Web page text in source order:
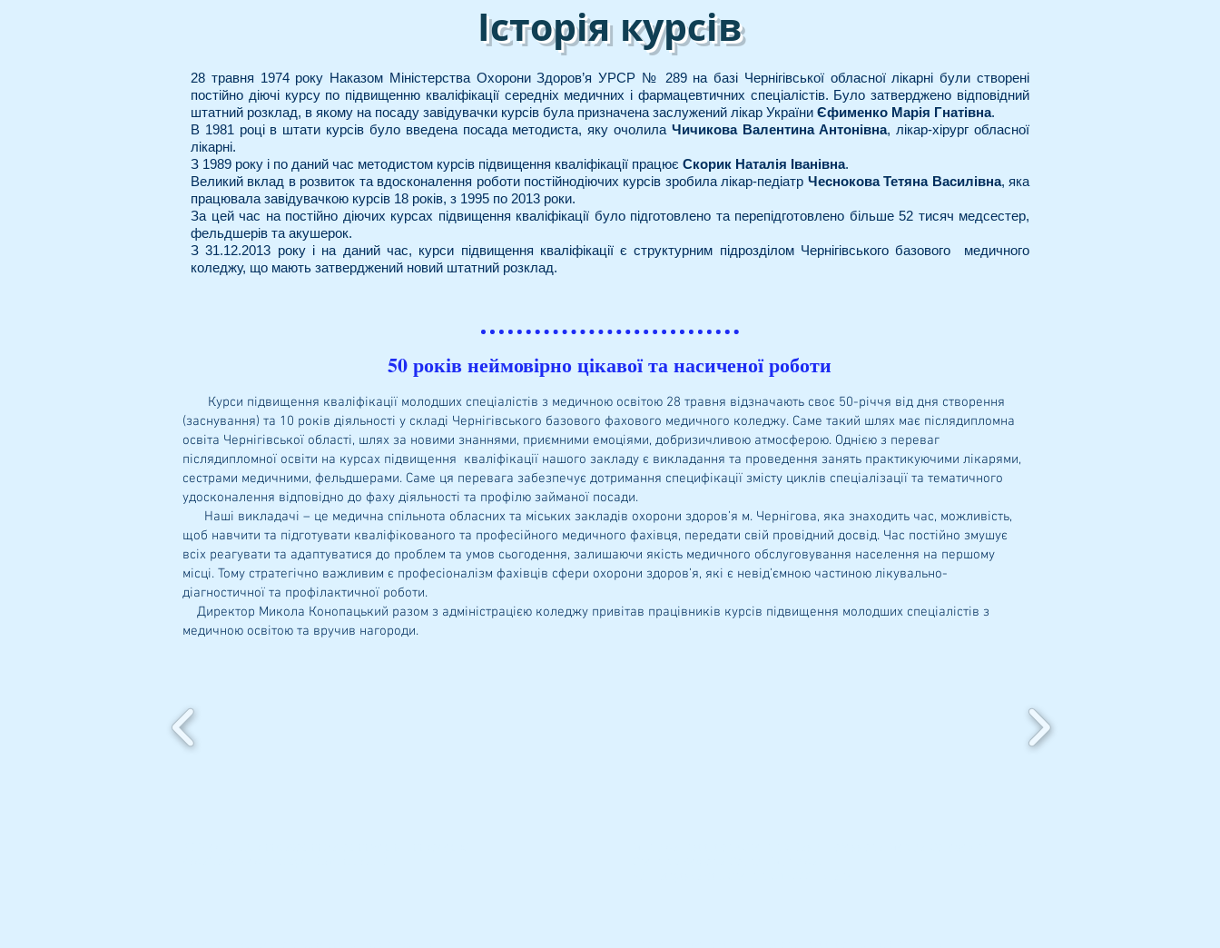
Історія курсів
28 травня 1974 року Наказом Міністерства Охорони Здоров’я УРСР № 289 на базі Чернігівської обласної лікарні були створені
постійно діючі курсу по підвищенню кваліфікації середніх медичних і фармацевтичних спеціалістів. Було затверджено відповідний
штатний розклад, в якому на посаду завідувачки курсів була призначена заслужений лікар України Єфименко Марія Гнатівна.
В 1981 році в штати курсів було введена посада методиста, яку очолила Чичикова Валентина Антонівна, лікар-хірург обласної
лікарні.
З 1989 року і по даний час методистом курсів підвищення кваліфікації працює Скорик Наталія Іванівна.
Великий вклад в розвиток та вдосконалення роботи постійнодіючих курсів зробила лікар-педіатр Чеснокова Тетяна Василівна, яка
працювала завідувачкою курсів 18 років, з 1995 по 2013 роки.
За цей час на постійно діючих курсах підвищення кваліфікації було підготовлено та перепідготовлено більше 52 тисяч медсестер,
фельдшерів та акушерок.
З 31.12.2013 року і на даний час, курси підвищення кваліфікації є структурним підрозділом Чернігівського базового медичного
коледжу, що мають затверджений новий штатний розклад.
50 років неймовірно цікавої та насиченої роботи
Курси підвищення кваліфікації молодших спеціалістів з медичною освітою 28 травня відзначають своє 50-річчя від дня створення
(заснування) та 10 років діяльності у складі Чернігівського базового фахового медичного коледжу. Саме такий шлях має післядипломна
освіта Чернігівської області, шлях за новими знаннями, приємними емоціями, добризичливою атмосферою. Однією з переваг
післядипломної освіти на курсах підвищення кваліфікації нашого закладу є викладання та проведення занять практикуючими лікарями,
сестрами медичними, фельдшерами. Саме ця перевага забезпечує дотримання специфікації змісту циклів спеціалізації та тематичного
удосконалення відповідно до фаху діяльності та профілю займаної посади.
Наші викладачі – це медична спільнота обласних та міських закладів охорони здоров’я м. Чернігова, яка знаходить час, можливість,
щоб навчити та підготувати кваліфікованого та професійного медичного фахівця, передати свій провідний досвід. Час постійно змушує
всіх реагувати та адаптуватися до проблем та умов сьогодення, залишаючи якість медичного обслуговування населення на першому
місці. Тому стратегічно важливим є професіоналізм фахівців сфери охорони здоров’я, які є невід’ємною частиною лікувально-
діагностичної та профілактичної роботи.
Директор Микола Конопацький разом з адміністрацією коледжу привітав працівників курсів підвищення молодших спеціалістів з
медичною освітою та вручив нагороди.